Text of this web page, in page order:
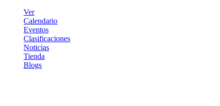
Ver
Calendario
Eventos
Clasificaciones
Noticias
Tienda
Blogs